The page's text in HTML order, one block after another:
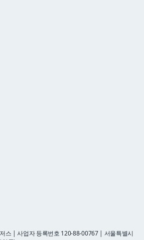
스 | 사업자 등록번호 120-88-00767 | 서울특별시